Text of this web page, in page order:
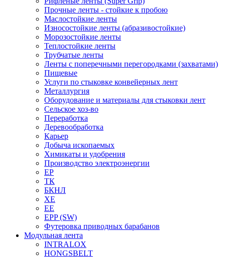
Прочные ленты - стойкие к пробою
Маслостойкие ленты
Износостойкие ленты (абразивостойкие)
Морозостойкие ленты
Теплостойкие ленты
Трубчатые ленты
Ленты с поперечными перегородками (захватами)
Пищевые
Услуги по стыковке конвейерных лент
Металлургия
Оборудование и материалы для стыковки лент
Сельское хоз-во
Переработка
Деревообработка
Карьер
Добыча ископаемых
Химикаты и удобрения
Производство электроэнергии
EP
ТК
БКНЛ
XE
EE
EPP (SW)
Футеровка приводных барабанов
Модульная лента
INTRALOX
HONGSBELT